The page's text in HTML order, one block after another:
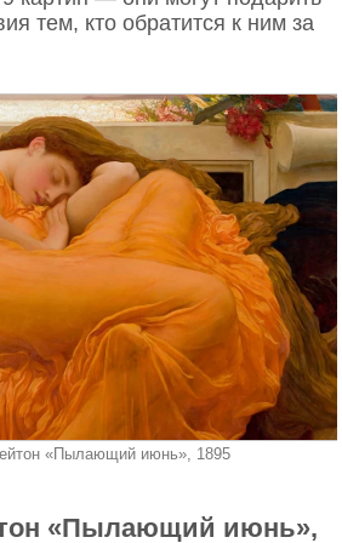
сказал тихим голосом: «Я хочу
с Вами лично».»
заставить из проводить
чтобы они просто
тем, кто обратится к ним за
«Пылающий июнь», 1895
«Пылающий июнь»,